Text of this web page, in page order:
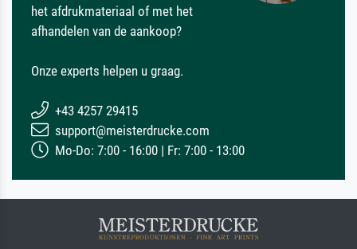
het afdrukmateriaal of met het
afhandelen van de aankoop?
Onze experts helpen u graag.
+43 4257 29415
support@meisterdrucke.com
Mo-Do: 7:00 - 16:00 | Fr: 7:00 - 13:00